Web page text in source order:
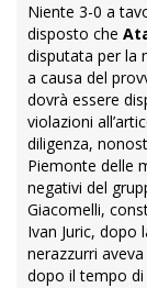
Niente 3-0 a
disposto che
disputata per la
a causa del
dovrà essere
violazioni
diligenza,
Piemonte delle
negativi del
Giacomelli,
Ivan Juric, dopo
nerazzurri
dopo il tempo